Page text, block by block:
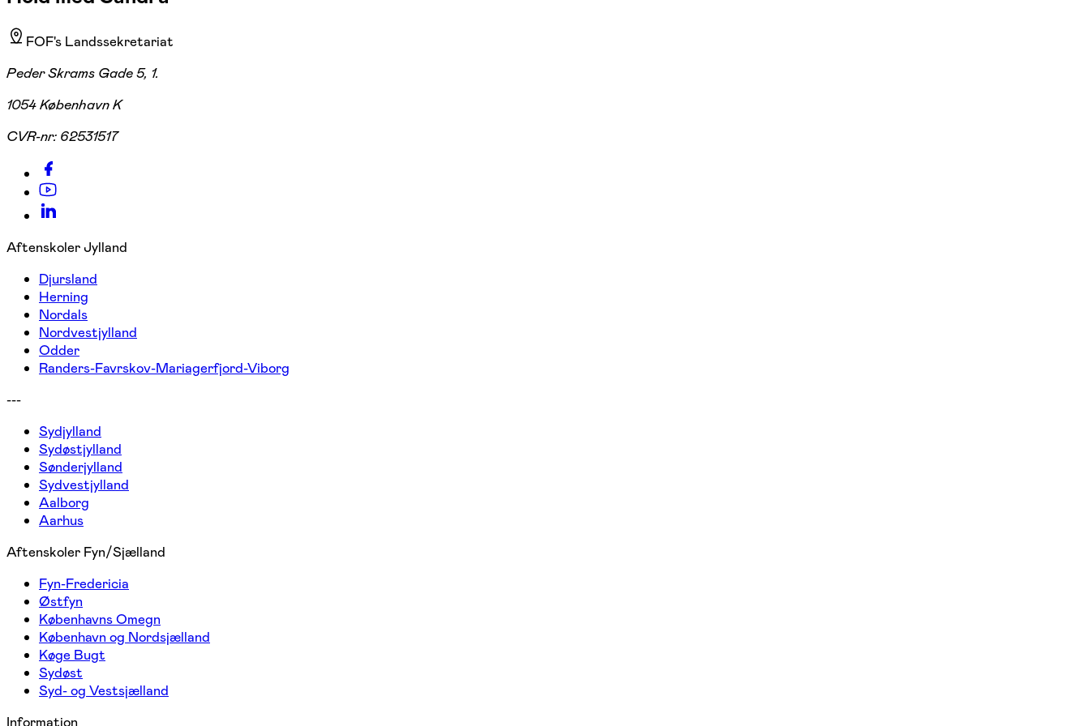
FOF's Landssekretariat
Peder Skrams Gade 5, 1.
1054 København K
CVR-nr: 62531517
Aftenskoler Jylland
Djursland
Herning
Nordals
Nordvestjylland
Odder
Randers-Favrskov-Mariagerfjord-Viborg
---
Sydjylland
Sydøstjylland
Sønderjylland
Sydvestjylland
Aalborg
Aarhus
Aftenskoler Fyn/Sjælland
Fyn-Fredericia
Østfyn
Københavns Omegn
København og Nordsjælland
Køge Bugt
Sydøst
Syd- og Vestsjælland
Information